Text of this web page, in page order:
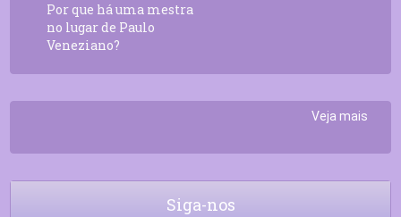
Por que há uma mestra
no lugar de Paulo
Veneziano?
Veja mais
Siga-nos